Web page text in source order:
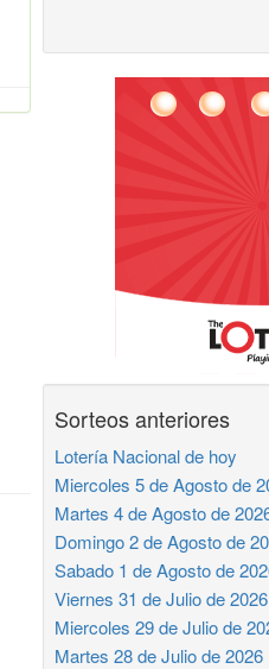
Sorteos anteriores
Lotería Nacional de hoy
Miercoles 5 de Agosto de
Martes 4 de Agosto de
Domingo 2 de Agosto de
Sabado 1 de Agosto de
Viernes 31 de Julio de 2026
Miercoles 29 de Julio de
Martes 28 de Julio de 2026